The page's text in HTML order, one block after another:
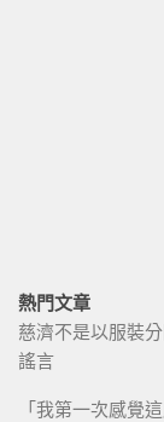
熱門文章
慈濟不是以服裝
謠言
「我第一次感覺